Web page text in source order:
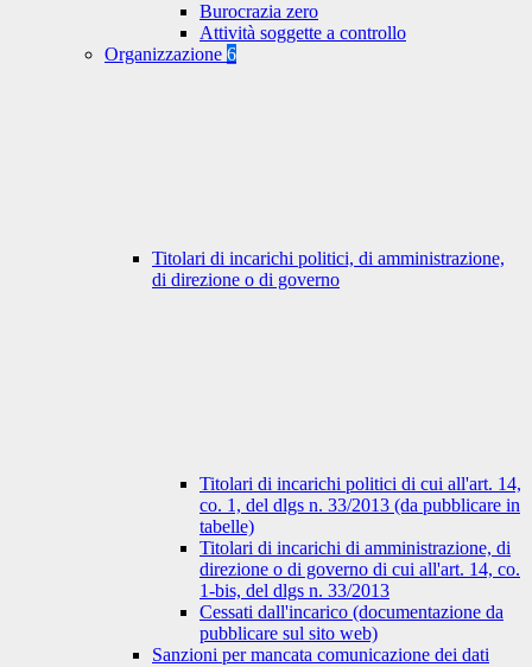
Burocrazia zero
Attività soggette a controllo
Organizzazione 6
Titolari di incarichi politici, di amministrazione,
di direzione o di governo
Titolari di incarichi politici di cui all'art. 14,
co. 1, del dlgs n. 33/2013 (da pubblicare in
tabelle)
Titolari di incarichi di amministrazione, di
direzione o di governo di cui all'art. 14, co.
1-bis, del dlgs n. 33/2013
Cessati dall'incarico (documentazione da
pubblicare sul sito web)
Sanzioni per mancata comunicazione dei dati